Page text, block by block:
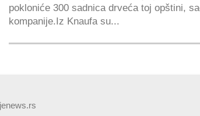
pokloniće 300 sadnica drveća toj opštini,
kompanije.Iz Knaufa su...